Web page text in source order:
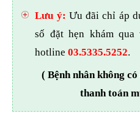
Lưu ý: Ưu đãi chỉ áp
số đặt hẹn khám qua
hotline03.5335.5252.
( Bệnh nhân không
thanh toán